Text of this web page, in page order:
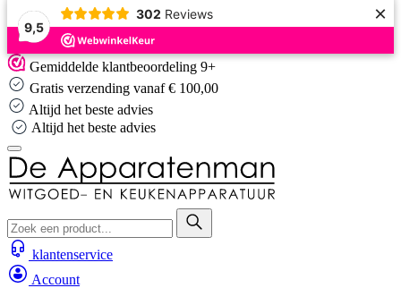
9,5
302 Reviews ×
Skip
to
content
Gemiddelde klantbeoordeling 9+
Gratis verzending vanaf € 100,00
Altijd het beste advies
Altijd het beste advies
klantenservice
Account